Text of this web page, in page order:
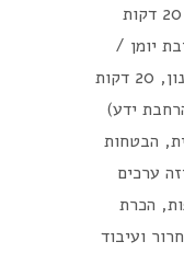
20 דקות
(כתיבת יומן /
מדיטציה / תפילה / הכרת תודה / תכנון, 20 דקות
ידע)
הבטחות
ערכים
הכרת
ועיבוד